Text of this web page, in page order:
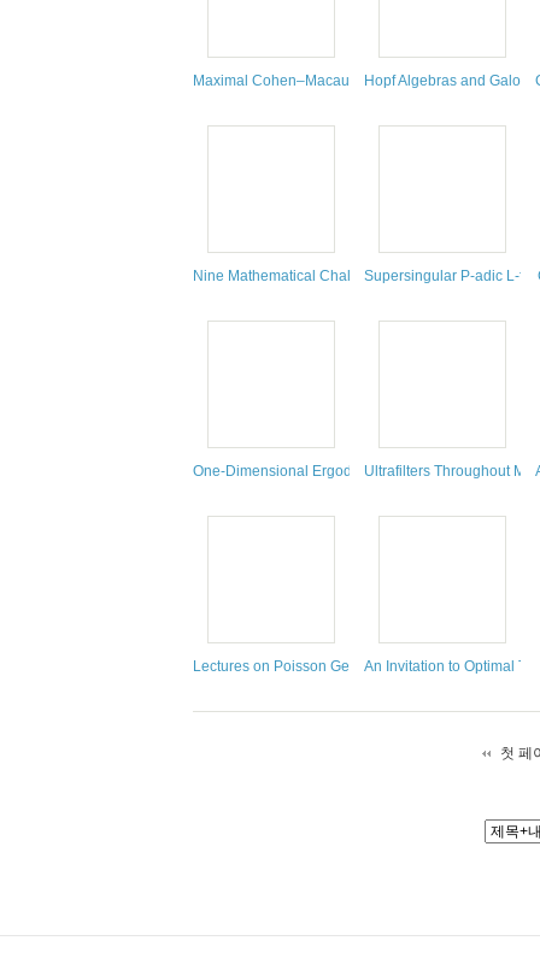
Maximal Cohen–Macaulay Modules and Tate
Hopf Algebras and Galois
Nine Mathematical ChallengesSupersingular P-adic L-
One-Dimensional Ergodic Schrödinger Operators
Ultrafilters Throughout
Lectures on Poisson GeometryAn Invitation to Optimal
첫 페